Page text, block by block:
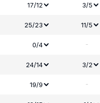
17/12 3/5
25/23 11/5
0/4 -
24/14 3/2
19/9 -